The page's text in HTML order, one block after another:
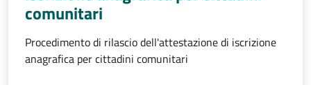
comunitari
Procedimento di rilascio dell'attestazione di iscrizione
anagrafica per cittadini comunitari